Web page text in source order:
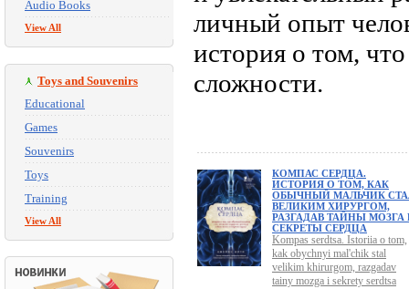
Audio Books
View All
Toys and Souvenirs
Educational
Games
Souvenirs
Toys
Training
View All
личный опыт
история о том,
сложности.
КОМПАС СЕРДЦА.
ИСТОРИЯ О ТОМ, КАК
ОБЫЧНЫЙ МАЛЬЧИК
ВЕЛИКИМ ХИРУРГОМ,
РАЗГАДАВ ТАЙНЫ МОЗГА
СЕКРЕТЫ СЕРДЦА
Kompas serdtsa. Istoriia o tom,
kak obychnyi mal'chik stal
velikim khirurgom, razgadav
tainy mozga i sekrety serdtsa